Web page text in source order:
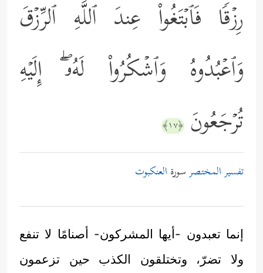
رِزۡقࣰا فَٱبۡتَغُواْ عِندَ ٱللَّهِ ٱلرِّزۡقَ
وَٱعۡبُدُوهُ وَٱشۡكُرُواْ لَهُۥۤۖ إِلَیۡهِ
تُرۡجَعُونَ ﴿١٧﴾
تفسير المختصرسورة العنكبوت
إنما تعبدون -أيها المشركون- أصنامًا لا تنفع
ولا تضرّ، وتختلقون الكذب حين تزعمون